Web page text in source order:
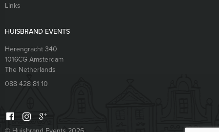
Links
HUISBRAND EVENTS
Herengracht 340
1016CG Amsterdam
The Netherlands
088 428 81 10